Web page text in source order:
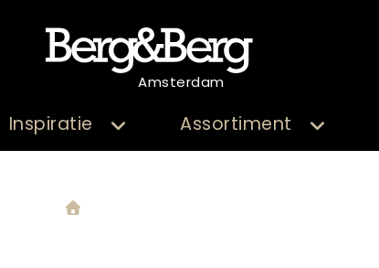
Amsterdam
Inspiratie Assortiment